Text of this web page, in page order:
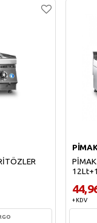
+ KDV